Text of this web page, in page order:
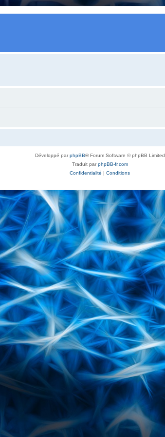
Développé parphpBB® Forum Software © phpBB Limited
Traduit parphpBB-fr.com
Confidentialité | Conditions